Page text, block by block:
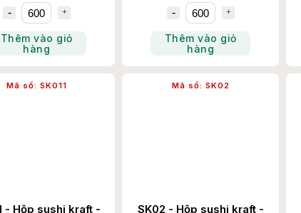
Thêm vào giỏ
hàng
Thêm vào giỏ
hàng
- Hộp sushi kraft -
Mã số: SK011
SK02 - Hộp sushi kraft -
Mã số: SK02